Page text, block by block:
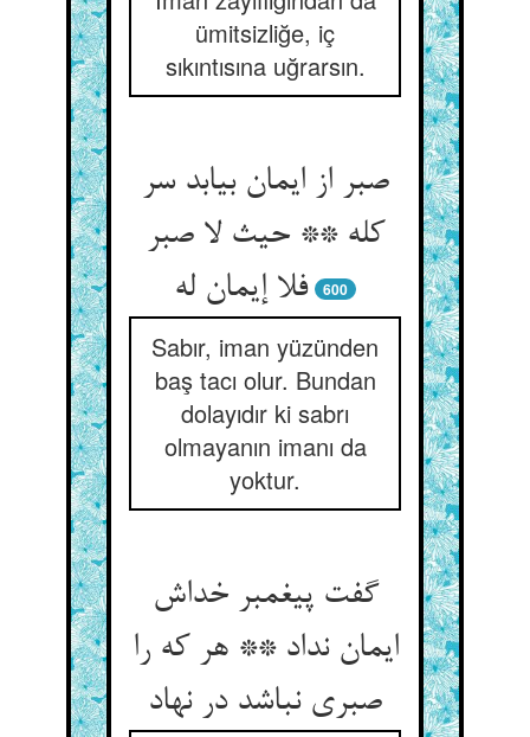
ümitsizliğe, iç
sıkıntısına uğrarsın.
صبر از ایمان بیابد سر
کله ** حیث لا صبر
فلا إیمان له‏
600
Sabır, iman yüzünden
baş tacı olur. Bundan
dolayıdır ki sabrı
olmayanın imanı da
yoktur.
گفت پیغمبر خداش
ایمان نداد ** هر که را
صبری نباشد در نهاد